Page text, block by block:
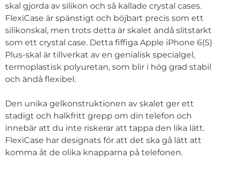
skal gjorda av silikon och så kallade crystal cases.
FlexiCase är spänstigt och böjbart precis som ett
silikonskal, men trots detta är skalet ändå slitstarkt
som ett crystal case. Detta fiffiga Apple iPhone 6(S)
Plus-skal är tillverkat av en genialisk specialgel,
termoplastisk polyuretan, som blir i hög grad stabil
och ändå flexibel.
Den unika gelkonstruktionen av skalet ger ett
stadigt och halkfritt grepp om din telefon och
innebär att du inte riskerar att tappa den lika lätt.
FlexiCase har designats för att det ska gå lätt att
komma åt de olika knapparna på telefonen.